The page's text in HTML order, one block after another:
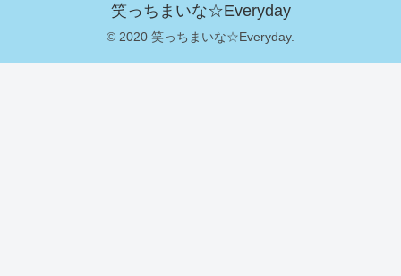
笑っちまいな☆Everyday
© 2020 笑っちまいな☆Everyday.